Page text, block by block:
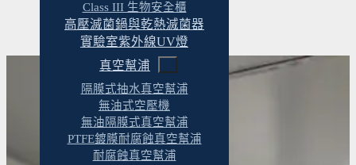
Class III 生物安全櫃
高壓滅菌鍋與乾熱滅菌器
實驗室紫外線UV燈
真空幫浦
隔膜式抽水真空幫浦
無油式空壓機
無油隔膜式真空幫浦
PTFE鍍膜耐腐蝕真空幫浦
耐腐蝕真空幫浦
完整建置範圍